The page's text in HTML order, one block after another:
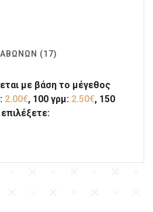
(17)
με βάση το μέγεθος
2.00€, 100 γρμ: 2.50€, 150